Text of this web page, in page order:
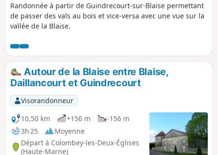
Randonnée à partir de Guindrecourt-sur-Blaise permettant
de passer des vals au bois et vice-versa avec une vue sur la
vallée de la Blaise.
Autour de la Blaise entre Blaise,
Daillancourt et Guindrecourt
Visorandonneur
10,50 km
+156 m
-156 m
3h 25
Moyenne
Départ à Colombey-les-Deux-Églises
(Haute-Marne)